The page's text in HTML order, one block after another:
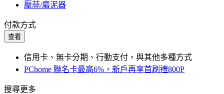
壓蒜/磨泥器
付款方式
查看
信用卡、無卡分期、行動支付，與其他多種方式
PChome 聯名卡最高6%，新戶再享首刷禮800P
搜尋更多